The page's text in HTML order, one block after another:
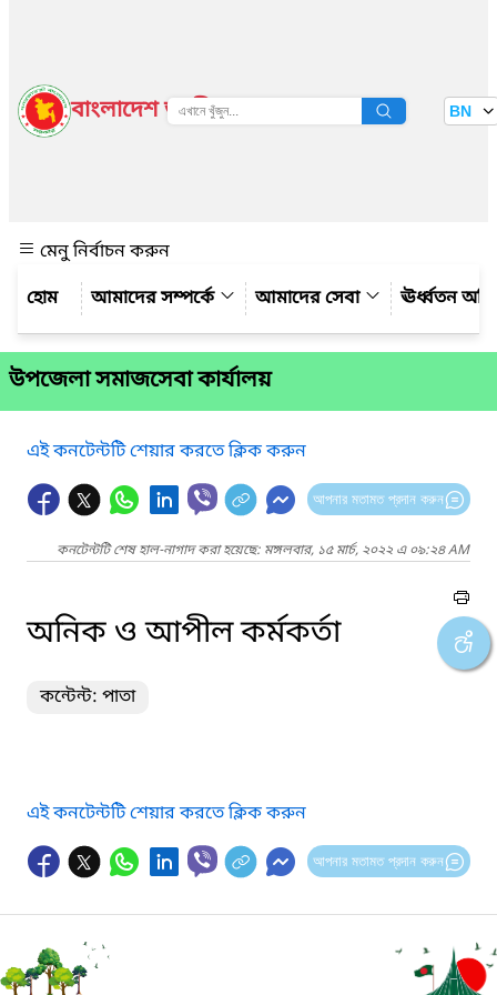
বাংলাদেশ জাতীয় তথ্য বাতায়ন BN
মেনু নির্বাচন করুন
আমাদের সম্পর্কে
আমাদের সেবা ঊর্ধ্বতন
উপজেলা সমাজসেবা কার্যালয়
এই কনটেন্টটি শেয়ার করতে ক্লিক করুন
আপনার মতামত প্রদান করুন
কনটেন্টটি শেষ হাল-নাগাদ করা হয়েছে: মঙ্গলবার, ১৫ মার্চ, ২০২২ এ ০৯:২৪ AM
অনিক ও আপীল কর্মকর্তা
কন্টেন্ট: পাতা
এই কনটেন্টটি শেয়ার করতে ক্লিক করুন
আপনার মতামত প্রদান করুন